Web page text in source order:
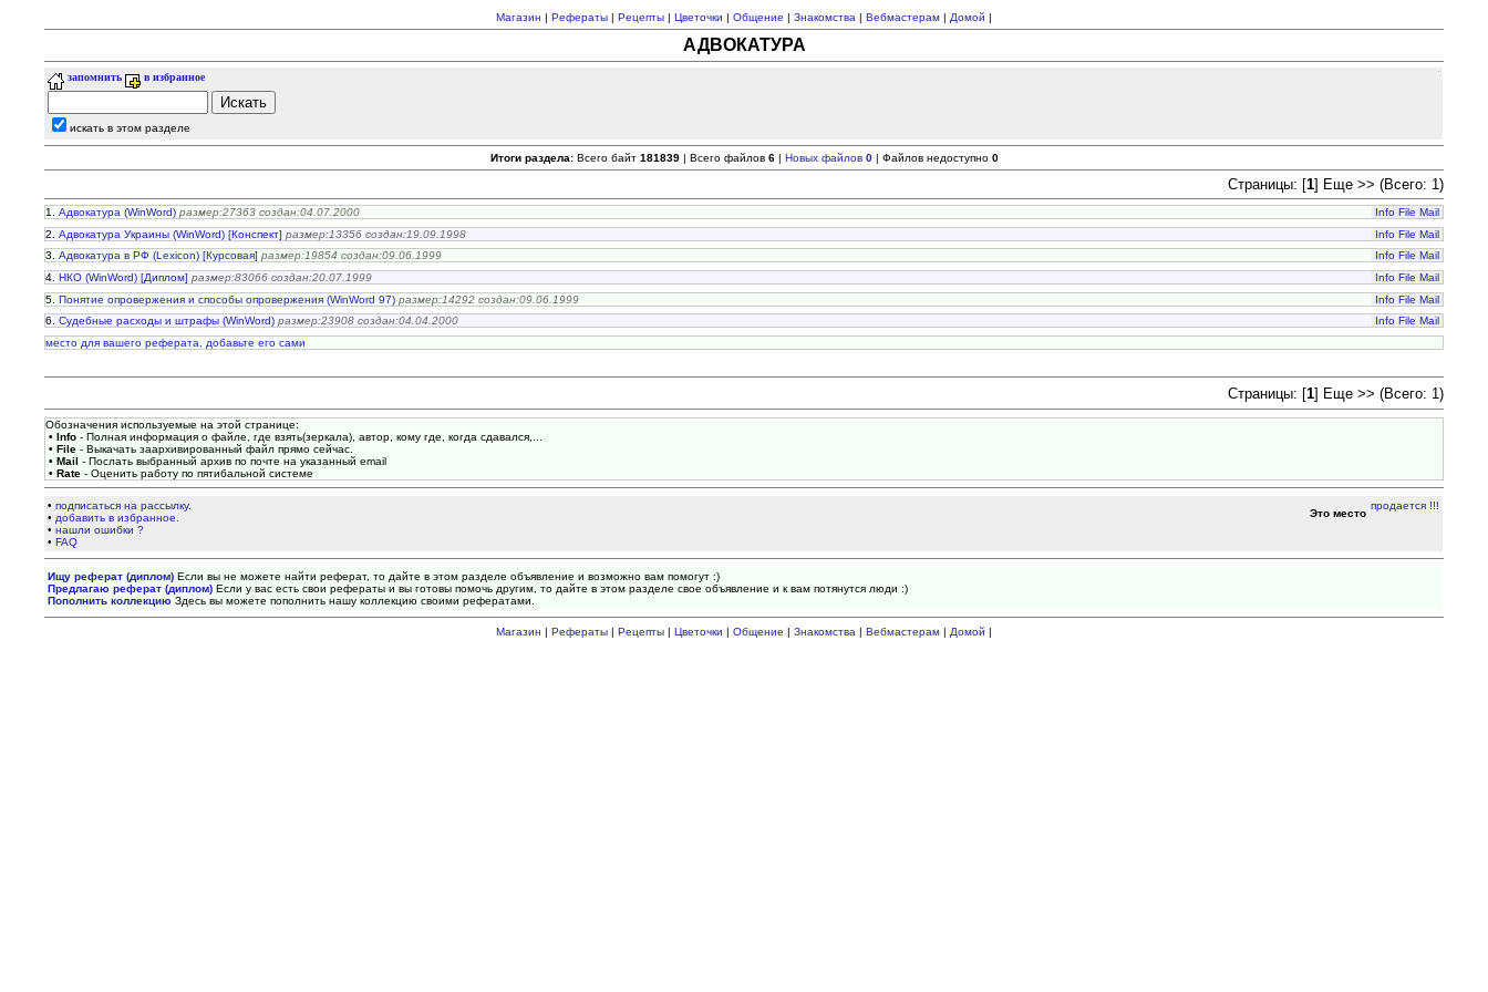
Магазин | Рефераты | Рецепты | Цветочки | Общение | Знакомства | Вебмастерам | Домой |
АДВОКАТУРА
запомнить в избранное
искать в этом разделе
Итоги раздела:Всего байт 181839| Всего файлов 6| Новых файлов 0| Файлов недоступно 0
Страницы: [1] Еще >> (Всего: 1)
Info File Mail
1.Адвокатура (WinWord) размер:27363 создан:04.07.2000
Info File Mail
2.Адвокатура Украины (WinWord) [Конспект] размер:13356 создан:19.09.1998
Info File Mail
3.Адвокатура в РФ (Lexicon) [Курсовая] размер:19854 создан:09.06.1999
Info File Mail
4.НКО (WinWord) [Диплом] размер:83066 создан:20.07.1999
Info File Mail
5.Понятие опровержения и способы опровержения (WinWord 97) размер:14292 создан:09.06.1999
Info File Mail
6.Судебные расходы и штрафы (WinWord) размер:23908 создан:04.04.2000
место для вашего реферата, добавьте его сами
Страницы: [1] Еще >> (Всего: 1)
Обозначения используемые на этой странице:
• Info - Полная информация о файле, где взять(зеркала), автор, кому где, когда сдавался,...
• File - Выкачать заархивированный файл прямо сейчас.
• Mail - Послать выбранный архив по почте на указанный email
• Rate - Оценить работу по пятибальной системе
•подписаться на рассылку.
• добавить в избранное.
•нашли ошибки ?
•FAQ
Это место
Ищу реферат (диплом) Если вы не можете найти реферат, то дайте в этом разделе объявление и возможно вам помогут :)
Предлагаю реферат (диплом) Если у вас есть свои рефераты и вы готовы помочь другим, то дайте в этом разделе свое объявление и к вам потянутся люди :)
Пополнить коллекцию Здесь вы можете пополнить нашу коллекцию своими рефератами.
Магазин | Рефераты | Рецепты | Цветочки | Общение | Знакомства | Вебмастерам | Домой |